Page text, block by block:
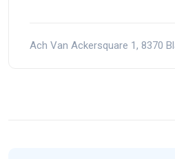
Ach Van Ackersquare 1, 8370